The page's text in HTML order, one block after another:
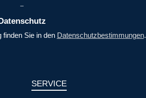
finden Sie in den Datenschutzbestimmungen.
SERVICE